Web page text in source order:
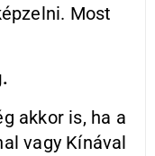
Most
akkor is, ha a
vagy Kínával